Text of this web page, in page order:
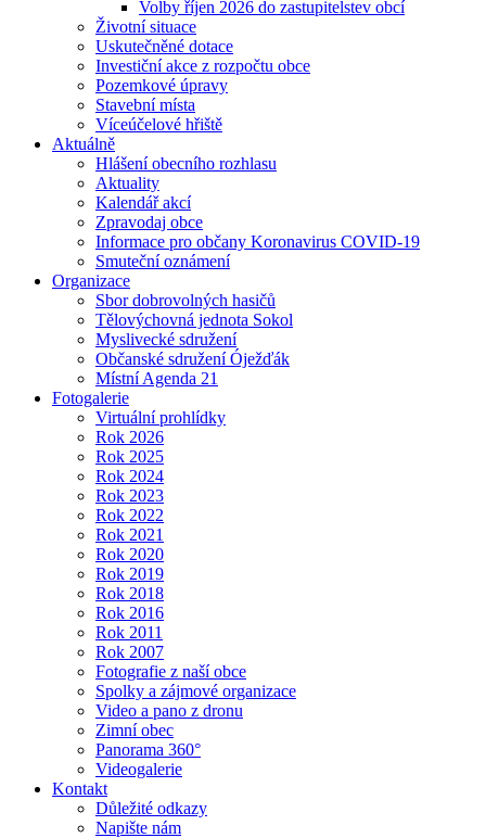
Volby říjen 2026 do zastupitelstev obcí
Životní situace
Uskutečněné dotace
Investiční akce z rozpočtu obce
Pozemkové úpravy
Stavební místa
Víceúčelové hřiště
Aktuálně
Hlášení obecního rozhlasu
Aktuality
Kalendář akcí
Zpravodaj obce
Informace pro občany Koronavirus COVID-19
Smuteční oznámení
Organizace
Sbor dobrovolných hasičů
Tělovýchovná jednota Sokol
Myslivecké sdružení
Občanské sdružení Óježďák
Místní Agenda 21
Fotogalerie
Virtuální prohlídky
Rok 2026
Rok 2025
Rok 2024
Rok 2023
Rok 2022
Rok 2021
Rok 2020
Rok 2019
Rok 2018
Rok 2016
Rok 2011
Rok 2007
Fotografie z naší obce
Spolky a zájmové organizace
Video a pano z dronu
Zimní obec
Panorama 360°
Videogalerie
Kontakt
Důležité odkazy
Napište nám